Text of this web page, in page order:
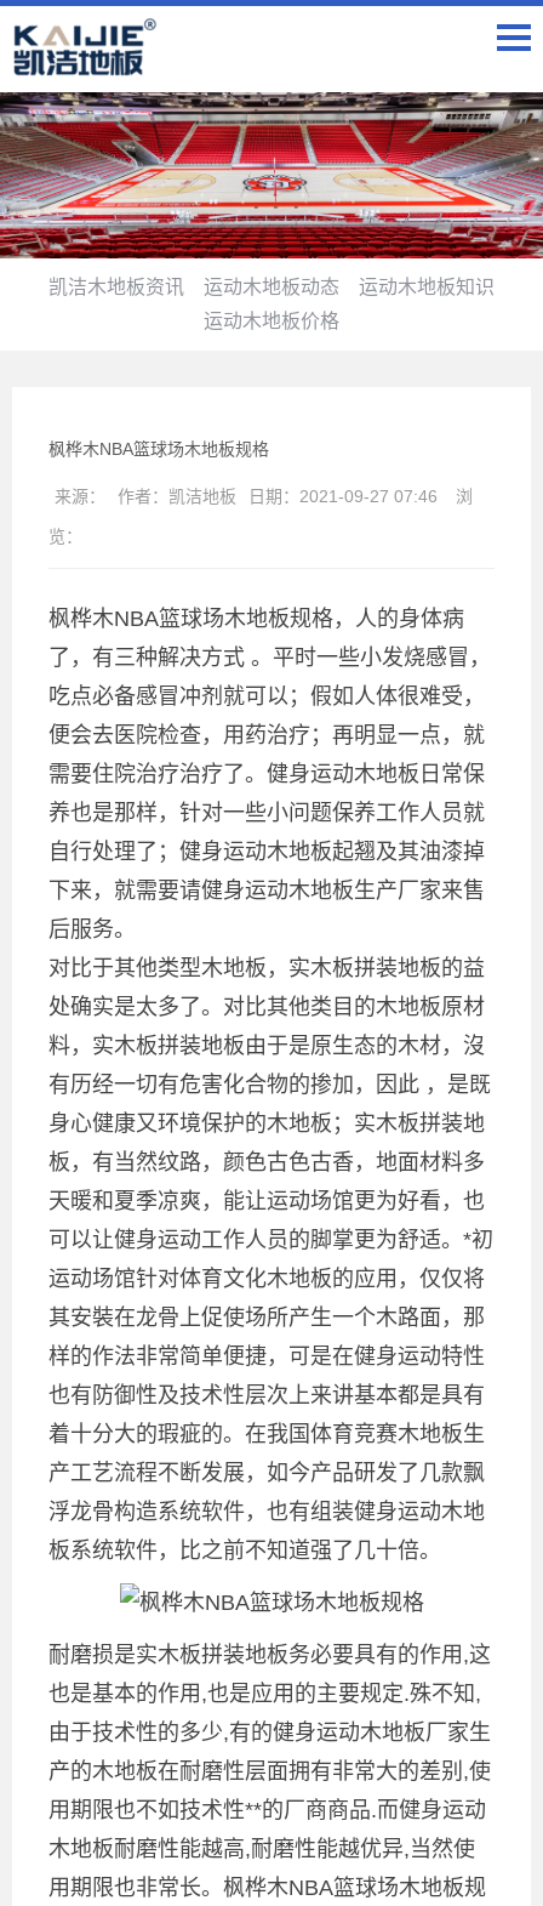
凯洁木地板资讯 运动木地板动态
运动木地板知识
运动木地板价格
枫桦木NBA篮球场木地板规格
来源： 作者： 凯洁地板 日期： 2021-09-27 07:46 浏
览：
枫桦木NBA篮球场木地板规格，人的身体病
了，有三种解决方式 。平时一些小发烧感冒，
吃点必备感冒冲剂就可以；假如人体很难受，
便会去医院检查，用药治疗；再明显一点，就
需要住院治疗治疗了。健身运动木地板日常保
养也是那样，针对一些小问题保养工作人员就
自行处理了；健身运动木地板起翘及其油漆掉
下来，就需要请健身运动木地板生产厂家来售
后服务。
对比于其他类型木地板，实木板拼装地板的益
处确实是太多了。对比其他类目的木地板原材
料，实木板拼装地板由于是原生态的木材，沒
有历经一切有危害化合物的掺加，因此 ，是既
身心健康又环境保护的木地板；实木板拼装地
板，有当然纹路，颜色古色古香，地面材料多
天暖和夏季凉爽，能让运动场馆更为好看，也
可以让健身运动工作人员的脚掌更为舒适。*初
运动场馆针对体育文化木地板的应用，仅仅将
其安裝在龙骨上促使场所产生一个木路面，那
样的作法非常简单便捷，可是在健身运动特性
也有防御性及技术性层次上来讲基本都是具有
着十分大的瑕疵的。在我国体育竞赛木地板生
产工艺流程不断发展，如今产品研发了几款飘
浮龙骨构造系统软件，也有组装健身运动木地
板系统软件，比之前不知道强了几十倍。
耐磨损是实木板拼装地板务必要具有的作用,这
也是基本的作用,也是应用的主要规定.殊不知,
由于技术性的多少,有的健身运动木地板厂家生
产的木地板在耐磨性层面拥有非常大的差别,使
用期限也不如技术性**的厂商商品.而健身运动
木地板耐磨性能越高,耐磨性能越优异,当然使
用期限也非常长。枫桦木NBA篮球场木地板规